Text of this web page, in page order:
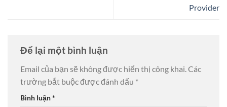
Provider
Để lại một bình luận
Email của bạn sẽ không được hiển thị công khai.Các
trường bắt buộc được đánh dấu *
Bình luận*